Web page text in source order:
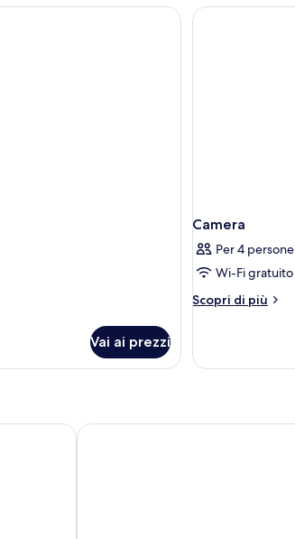
letto
matrimoniale
Vai ai prezzi
Camera
Per 4 persone
Wi-Fi gratuito
Scopri di più
Altri
Crisol Tres Pastorinhos